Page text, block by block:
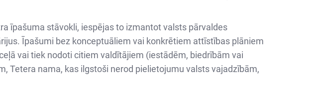
īpašuma stāvokli, iespējas to izmantot valsts pārvaldes
Īpašumi bez konceptuāliem vai konkrētiem attīstības plāniem
vai tiek nodoti citiem valdītājiem (iestādēm, biedrībām vai
Tetera nama, kas ilgstoši nerod pielietojumu valsts vajadzībām,